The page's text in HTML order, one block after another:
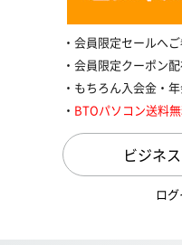
会員限定セールへ
会員限定クーポン
もちろん入会金・
BTOパソコン送料
ビジネ
ロ